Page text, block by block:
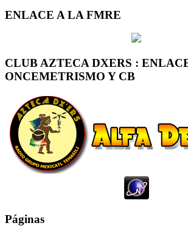
ENLACE A LA FMRE
CLUB AZTECA DXERS :
ONCEMETRISMO Y CB
Páginas